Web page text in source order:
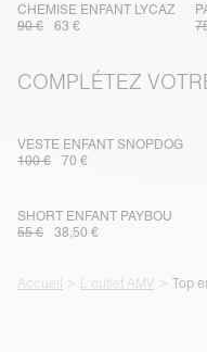
CHEMISE ENFANT LYCAZ
90 €
63 €
COMPLÉTEZ
VESTE ENFANT SNOPDOG
100 €
70 €
SHORT ENFANT PAYBOU
55 €
38,50 €
Accueil L'outlet AMV Top